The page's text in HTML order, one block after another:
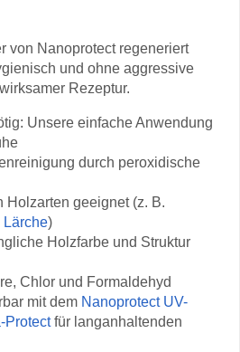
von Nanoprotect regeneriert
und ohne aggressive
Rezeptur.
Unsere einfache Anwendung
durch peroxidische
Holzarten geeignet (z. B.
Lärche)
Holzfarbe und Struktur
Chlor und Formaldehyd
mit dem Nanoprotect UV-
Protectfür langanhaltenden